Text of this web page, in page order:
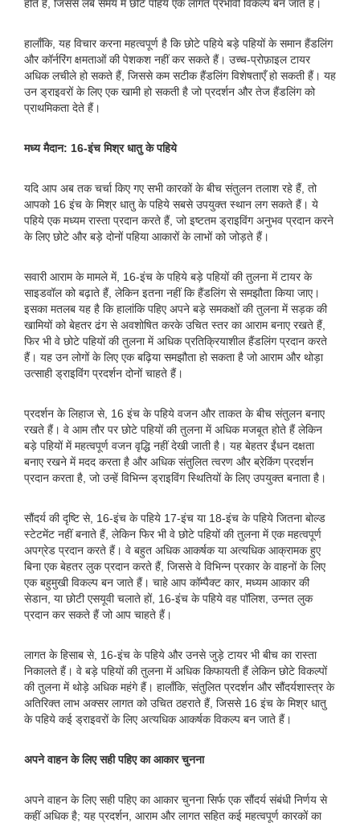
होते हैं, जिससे लंबे समय में छोटे पहिये एक लागत प्रभावी विकल्प बन जाते हैं।
हालाँकि, यह विचार करना महत्वपूर्ण है कि छोटे पहिये बड़े पहियों के समान हैंडलिंग
और कॉर्नरिंग क्षमताओं की पेशकश नहीं कर सकते हैं। उच्च-प्रोफ़ाइल टायर
अधिक लचीले हो सकते हैं, जिससे कम सटीक हैंडलिंग विशेषताएँ हो सकती हैं। यह
उन ड्राइवरों के लिए एक खामी हो सकती है जो प्रदर्शन और तेज हैंडलिंग को
प्राथमिकता देते हैं।
मध्य मैदान: 16-इंच मिश्र धातु के पहिये
यदि आप अब तक चर्चा किए गए सभी कारकों के बीच संतुलन तलाश रहे हैं, तो
आपको 16 इंच के मिश्र धातु के पहिये सबसे उपयुक्त स्थान लग सकते हैं। ये
पहिये एक मध्यम रास्ता प्रदान करते हैं, जो इष्टतम ड्राइविंग अनुभव प्रदान करने
के लिए छोटे और बड़े दोनों पहिया आकारों के लाभों को जोड़ते हैं।
सवारी आराम के मामले में, 16-इंच के पहिये बड़े पहियों की तुलना में टायर के
साइडवॉल को बढ़ाते हैं, लेकिन इतना नहीं कि हैंडलिंग से समझौता किया जाए।
इसका मतलब यह है कि हालांकि पहिए अपने बड़े समकक्षों की तुलना में सड़क की
खामियों को बेहतर ढंग से अवशोषित करके उचित स्तर का आराम बनाए रखते हैं,
फिर भी वे छोटे पहियों की तुलना में अधिक प्रतिक्रियाशील हैंडलिंग प्रदान करते
हैं। यह उन लोगों के लिए एक बढ़िया समझौता हो सकता है जो आराम और थोड़ा
उत्साही ड्राइविंग प्रदर्शन दोनों चाहते हैं।
प्रदर्शन के लिहाज से, 16 इंच के पहिये वजन और ताकत के बीच संतुलन बनाए
रखते हैं। वे आम तौर पर छोटे पहियों की तुलना में अधिक मजबूत होते हैं लेकिन
बड़े पहियों में महत्वपूर्ण वजन वृद्धि नहीं देखी जाती है। यह बेहतर ईंधन दक्षता
बनाए रखने में मदद करता है और अधिक संतुलित त्वरण और ब्रेकिंग प्रदर्शन
प्रदान करता है, जो उन्हें विभिन्न ड्राइविंग स्थितियों के लिए उपयुक्त बनाता है।
सौंदर्य की दृष्टि से, 16-इंच के पहिये 17-इंच या 18-इंच के पहिये जितना बोल्ड
स्टेटमेंट नहीं बनाते हैं, लेकिन फिर भी वे छोटे पहियों की तुलना में एक महत्वपूर्ण
अपग्रेड प्रदान करते हैं। वे बहुत अधिक आकर्षक या अत्यधिक आक्रामक हुए
बिना एक बेहतर लुक प्रदान करते हैं, जिससे वे विभिन्न प्रकार के वाहनों के लिए
एक बहुमुखी विकल्प बन जाते हैं। चाहे आप कॉम्पैक्ट कार, मध्यम आकार की
सेडान, या छोटी एसयूवी चलाते हों, 16-इंच के पहिये वह पॉलिश, उन्नत लुक
प्रदान कर सकते हैं जो आप चाहते हैं।
लागत के हिसाब से, 16-इंच के पहिये और उनसे जुड़े टायर भी बीच का रास्ता
निकालते हैं। वे बड़े पहियों की तुलना में अधिक किफायती हैं लेकिन छोटे विकल्पों
की तुलना में थोड़े अधिक महंगे हैं। हालाँकि, संतुलित प्रदर्शन और सौंदर्यशास्त्र के
अतिरिक्त लाभ अक्सर लागत को उचित ठहराते हैं, जिससे 16 इंच के मिश्र धातु
के पहिये कई ड्राइवरों के लिए अत्यधिक आकर्षक विकल्प बन जाते हैं।
अपने वाहन के लिए सही पहिए का आकार चुनना
अपने वाहन के लिए सही पहिए का आकार चुनना सिर्फ एक सौंदर्य संबंधी निर्णय से
कहीं अधिक है; यह प्रदर्शन, आराम और लागत सहित कई महत्वपूर्ण कारकों का